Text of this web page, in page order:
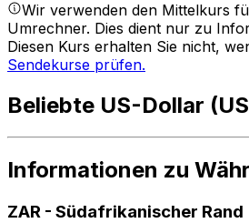
Wir verwenden den Mittelkurs
Umrechner. Dies dient nur zu
Diesen Kurs erhalten Sie nicht,
Sendekurse prüfen.
Beliebte US-Dollar
Informationen zu
ZAR - Südafrikanischer Rand